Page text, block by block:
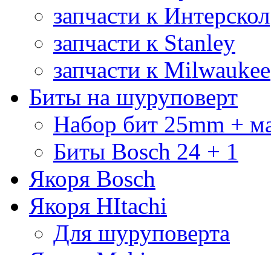
запчасти к Интерскол
запчасти к Stanley
запчасти к Milwaukee
Биты на шуруповерт
Набор бит 25mm +
Биты Bosch 24 + 1
Якоря Bosch
Якоря HItachi
Для шуруповерта